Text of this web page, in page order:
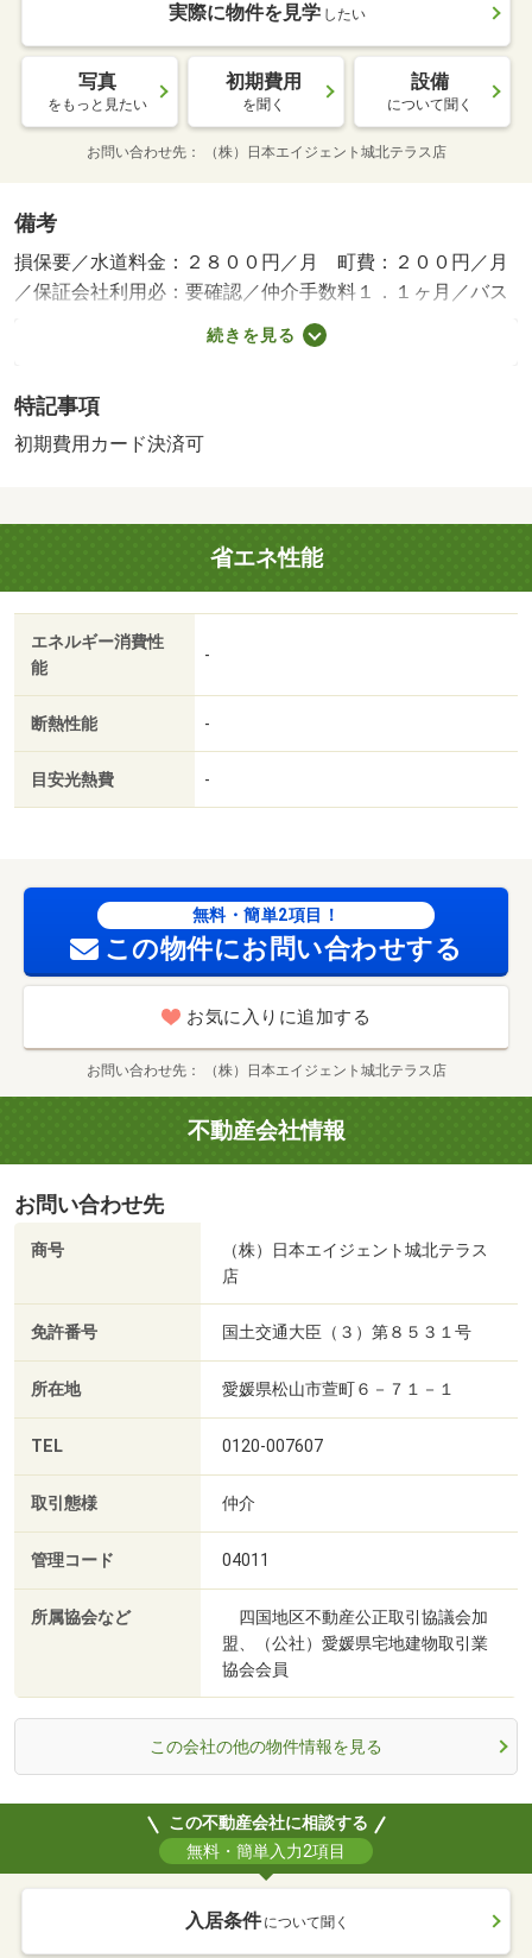
実際に物件を見学 したい
写真
をもっと見たい
初期費用
を聞く
設備
について聞く
お問い合わせ先 （株）日本エイジェント城北テラス店
備考
損保要／水道料金：２８００円／月 町費：２００円／月
／保証会社利用必：要確認／仲介手数料１．１ヶ月／バス
トイレ別／バルコニー／エアコン／クロゼット／フローリ
ング／シャワー付洗面台／オートロック／室内洗濯置／シ
洗面所独立／洗面化粧台／駐輪場／宅配ボックス／照明付
／ネット専用回線／ネット使用料不要／保証金不要／プロ
２７ｍ／マルナカ若草店（スーパー）まで４９５ｍ／清水
小学校（小学校）まで１０４０ｍ／勝山中学校（中学校）
まで７２０ｍ/賃貸戸数:30戸
続きを見る
特記事項
初期費用カード決済可
省エネ性能
エネルギー消費性
能
-
断熱性能 -
目安光熱費 -
無料・簡単2項目！
この物件にお問い合わせする
お気に入りに追加する
お問い合わせ先 （株）日本エイジェント城北テラス店
不動産会社情報
お問い合わせ先
商号
（株）日本エイジェント城北テラス
店
免許番号 国土交通大臣（３）第８５３１号
所在地 愛媛県松山市萱町６－７１－１
TEL 0120-007607
取引態様 仲介
管理コード 04011
所属協会など
四国地区不動産公正取引協議会加
盟、（公社）愛媛県宅地建物取引業
協会会員
この会社の他の物件情報を見る
この不動産会社に相談する
無料・簡単入力2項目
入居条件 について聞く